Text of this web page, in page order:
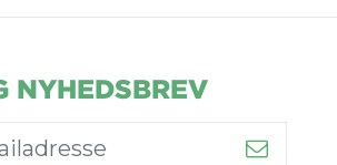
NYHEDSBREV